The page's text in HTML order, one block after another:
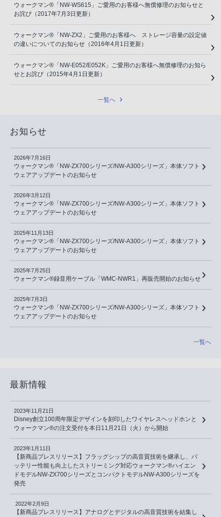
ウォークマン®「NW-WS615」ご愛用のお客様へ無償修理のお知らせと
お詫び（2017年7月3日更新）
ウォークマン®「NW-ZX2」ご愛用のお客様へ ストレージ容量の設定値
の違いについてのお知らせ（2016年4月1日更新）
ウォークマン®「NW-E052/E052K」ご愛用のお客様へ無償修理のお知ら
せとお詫び（2015年4月1日更新）
一覧へ
お知らせ
2026年7月16日
ウォークマン®「NW-ZX700シリーズ/NW-A300シリーズ」本体ソフト
ウェアアップデートのお知らせ
2026年3月12日
ウォークマン®「NW-ZX700シリーズ/NW-A300シリーズ」本体ソフト
ウェアアップデートのお知らせ
2025年11月13日
ウォークマン®「NW-ZX700シリーズ/NW-A300シリーズ」本体ソフト
ウェアアップデートのお知らせ
2025年7月25日
ウォークマン®録音用ケーブル「WMC-NWR1」再販売開始のお知らせ
2025年7月3日
ウォークマン®「NW-ZX700シリーズ/NW-A300シリーズ」本体ソフト
ウェアアップデートのお知らせ
一覧へ
最新情報
2023年11月21日
Disney創立100周年限定デザインを刻印したワイヤレスヘッドホンと
ウォークマン®の注文受付を本日11月21日（火）から開始
2023年1月11日
【新商品プレスリリース】フラッグシップの高音質技術を継承し、バ
ッテリー性能も向上したストリーミング対応ウォークマン®ハイエン
ドモデルNW-ZX700シリーズとコンパクトモデルNW-A300シリーズを
発売
2022年2月9日
【新商品プレスリリース】アナログとデジタルの高音質技術を結集し